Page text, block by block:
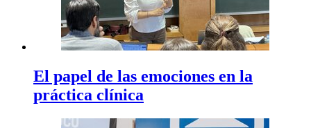
El papel de las emociones en la
práctica clínica